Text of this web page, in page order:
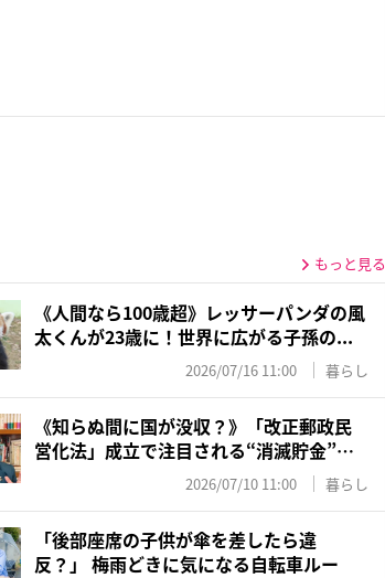
もっと見る
《人間なら100歳超》レッサーパンダの風
太くんが23歳に！世界に広がる子孫の...
2026/07/16 11:00 暮らし
《知らぬ間に国が没収？》「改正郵政民
営化法」成立で注目される“消滅貯金”…
2026/07/10 11:00 暮らし
「後部座席の子供が傘を差したら違
反？」 梅雨どきに気になる自転車ルー